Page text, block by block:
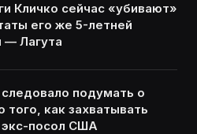
Кличко сейчас «убивают»
его же 5-летней
— Лагута
подумать о
того, как захватывать
посол США